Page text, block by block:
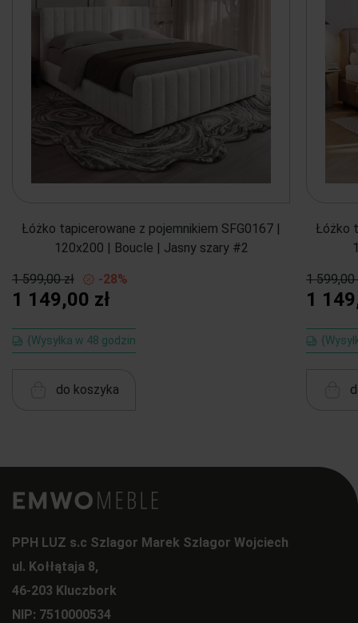
Łóżko tapicerowane z pojemnikiem SFG0167 |
120x200 | Boucle | Jasny szary #2
1 599,00 zł -28%
1 149,00 zł
{Wysyłka w 48 godzin
do koszyka
Łóżko
1 599,00
1
PPH LUZ s.c Szlagor Marek Szlagor Wojciech
ul. Kołłątaja 8,
46-203 Kluczbork
NIP: 7510000534